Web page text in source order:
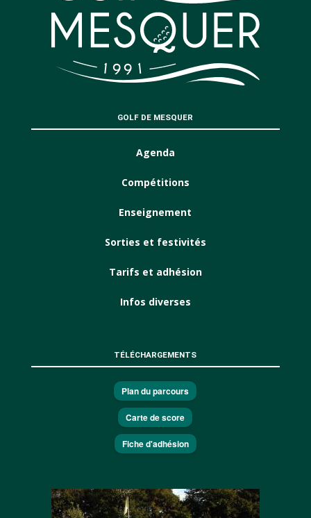
GOLF DE MESQUER
Agenda
Compétitions
Enseignement
Sorties et festivités
Tarifs et adhésion
Infos diverses
TÉLÉCHARGEMENTS
Plan du parcours
Carte de score
Fiche d'adhésion